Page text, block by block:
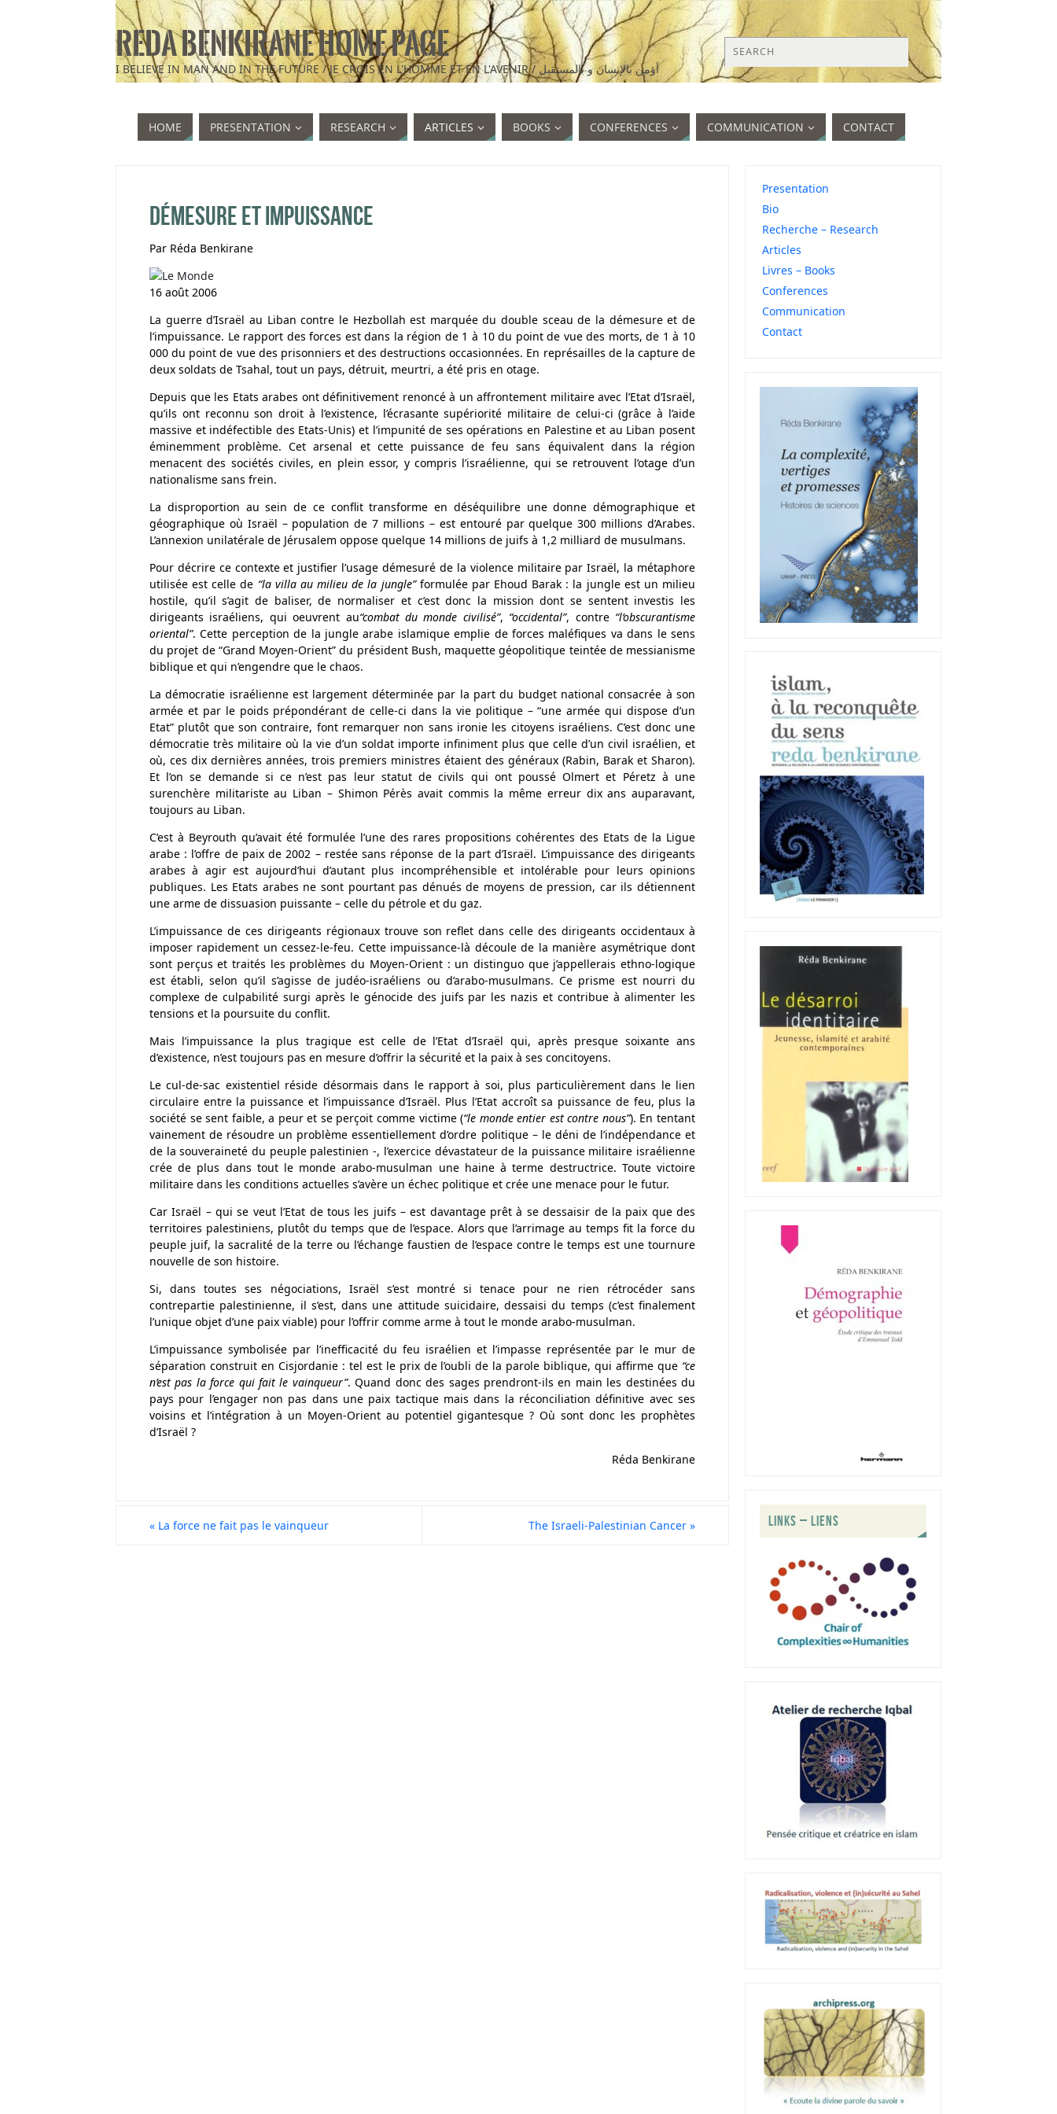
REDA BENKIRANE HOME PAGE
I BELIEVE IN MAN AND IN THE FUTURE / JE CROIS EN L'HOMME ET EN L'AVENIR / أؤمن بالإنسان و بالمستقبل
HOME PRESENTATION RESEARCH ARTICLES BOOKS CONFERENCES COMMUNICATION CONTACT
Démesure et impuissance
Par Réda Benkirane
16 août 2006
La guerre d’Israël au Liban contre le Hezbollah est marquée du double sceau de la démesure et de
l’impuissance. Le rapport des forces est dans la région de 1 à 10 du point de vue des morts, de 1 à 10
000 du point de vue des prisonniers et des destructions occasionnées. En représailles de la capture de
deux soldats de Tsahal, tout un pays, détruit, meurtri, a été pris en otage.
Depuis que les Etats arabes ont définitivement renoncé à un affrontement militaire avec l’Etat d’Israël,
qu’ils ont reconnu son droit à l’existence, l’écrasante supériorité militaire de celui-ci (grâce à l’aide
massive et indéfectible des Etats-Unis) et l’impunité de ses opérations en Palestine et au Liban posent
éminemment problème. Cet arsenal et cette puissance de feu sans équivalent dans la région
menacent des sociétés civiles, en plein essor, y compris l’israélienne, qui se retrouvent l’otage d’un
nationalisme sans frein.
La disproportion au sein de ce conflit transforme en déséquilibre une donne démographique et
géographique où Israël – population de 7 millions – est entouré par quelque 300 millions d’Arabes.
L’annexion unilatérale de Jérusalem oppose quelque 14 millions de juifs à 1,2 milliard de musulmans.
Pour décrire ce contexte et justifier l’usage démesuré de la violence militaire par Israël, la métaphore
utilisée est celle de “la villa au milieu de la jungle”formulée par Ehoud Barak : la jungle est un milieu
hostile, qu’il s’agit de baliser, de normaliser et c’est donc la mission dont se sentent investis les
dirigeants israéliens, qui oeuvrent au“combat du monde civilisé”, “occidental”, contre “l’obscurantisme
oriental”. Cette perception de la jungle arabe islamique emplie de forces maléfiques va dans le sens
du projet de “Grand Moyen-Orient” du président Bush, maquette géopolitique teintée de messianisme
biblique et qui n’engendre que le chaos.
La démocratie israélienne est largement déterminée par la part du budget national consacrée à son
armée et par le poids prépondérant de celle-ci dans la vie politique – “une armée qui dispose d’un
Etat” plutôt que son contraire, font remarquer non sans ironie les citoyens israéliens. C’est donc une
démocratie très militaire où la vie d’un soldat importe infiniment plus que celle d’un civil israélien, et
où, ces dix dernières années, trois premiers ministres étaient des généraux (Rabin, Barak et Sharon).
Et l’on se demande si ce n’est pas leur statut de civils qui ont poussé Olmert et Péretz à une
surenchère militariste au Liban – Shimon Pérès avait commis la même erreur dix ans auparavant,
toujours au Liban.
C’est à Beyrouth qu’avait été formulée l’une des rares propositions cohérentes des Etats de la Ligue
arabe : l’offre de paix de 2002 – restée sans réponse de la part d’Israël. L’impuissance des dirigeants
arabes à agir est aujourd’hui d’autant plus incompréhensible et intolérable pour leurs opinions
publiques. Les Etats arabes ne sont pourtant pas dénués de moyens de pression, car ils détiennent
une arme de dissuasion puissante – celle du pétrole et du gaz.
L’impuissance de ces dirigeants régionaux trouve son reflet dans celle des dirigeants occidentaux à
imposer rapidement un cessez-le-feu. Cette impuissance-là découle de la manière asymétrique dont
sont perçus et traités les problèmes du Moyen-Orient : un distinguo que j’appellerais ethno-logique
est établi, selon qu’il s’agisse de judéo-israéliens ou d’arabo-musulmans. Ce prisme est nourri du
complexe de culpabilité surgi après le génocide des juifs par les nazis et contribue à alimenter les
tensions et la poursuite du conflit.
Mais l’impuissance la plus tragique est celle de l’Etat d’Israël qui, après presque soixante ans
d’existence, n’est toujours pas en mesure d’offrir la sécurité et la paix à ses concitoyens.
Le cul-de-sac existentiel réside désormais dans le rapport à soi, plus particulièrement dans le lien
circulaire entre la puissance et l’impuissance d’Israël. Plus l’Etat accroît sa puissance de feu, plus la
société se sent faible, a peur et se perçoit comme victime (“le monde entier est contre nous”). En tentant
vainement de résoudre un problème essentiellement d’ordre politique – le déni de l’indépendance et
de la souveraineté du peuple palestinien -, l’exercice dévastateur de la puissance militaire israélienne
crée de plus dans tout le monde arabo-musulman une haine à terme destructrice. Toute victoire
militaire dans les conditions actuelles s’avère un échec politique et crée une menace pour le futur.
Car Israël – qui se veut l’Etat de tous les juifs – est davantage prêt à se dessaisir de la paix que des
territoires palestiniens, plutôt du temps que de l’espace. Alors que l’arrimage au temps fit la force du
peuple juif, la sacralité de la terre ou l’échange faustien de l’espace contre le temps est une tournure
nouvelle de son histoire.
Si, dans toutes ses négociations, Israël s’est montré si tenace pour ne rien rétrocéder sans
contrepartie palestinienne, il s’est, dans une attitude suicidaire, dessaisi du temps (c’est finalement
l’unique objet d’une paix viable) pour l’offrir comme arme à tout le monde arabo-musulman.
L’impuissance symbolisée par l’inefficacité du feu israélien et l’impasse représentée par le mur de
séparation construit en Cisjordanie : tel est le prix de l’oubli de la parole biblique, qui affirme que “ce
n’est pas la force qui fait le vainqueur”. Quand donc des sages prendront-ils en main les destinées du
pays pour l’engager non pas dans une paix tactique mais dans la réconciliation définitive avec ses
voisins et l’intégration à un Moyen-Orient au potentiel gigantesque ? Où sont donc les prophètes
d’Israël ?
Réda Benkirane
« La force ne fait pas le vainqueur The Israeli-Palestinian Cancer »
Presentation
Bio
Recherche – Research
Articles
Livres – Books
Conferences
Communication
Contact
LINKS – LIENS